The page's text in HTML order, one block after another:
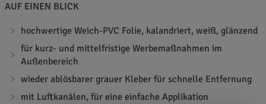
AUF EINEN BLICK
hochwertige Weich-PVC Folie, kalandriert, weiß, glänzend
für kurz- und mittelfristige Werbemaßnahmen im
Außenbereich
wieder ablösbarer grauer Kleber für schnelle Entfernung
mit Luftkanälen, für eine einfache Applikation